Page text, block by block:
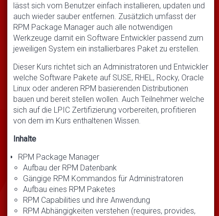
lässt sich vom Benutzer einfach installieren, updaten und
auch wieder sauber entfernen. Zusätzlich umfasst der
RPM Package Manager auch alle notwendigen
Werkzeuge damit ein Software Entwickler passend zum
jeweiligen System ein installierbares Paket zu erstellen.
Dieser Kurs richtet sich an Administratoren und Entwickler
welche Software Pakete auf SUSE, RHEL, Rocky, Oracle
Linux oder anderen RPM basierenden Distributionen
bauen und bereit stellen wollen. Auch Teilnehmer welche
sich auf die LPIC Zertifizierung vorbereiten, profitieren
von dem im Kurs enthaltenen Wissen.
Inhalte
RPM Package Manager
Aufbau der RPM Datenbank
Gängige RPM Kommandos für Administratoren
Aufbau eines RPM Paketes
RPM Capabilities und ihre Anwendung
RPM Abhängigkeiten verstehen (requires, provides,